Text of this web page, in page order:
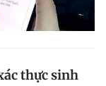
thực sinh